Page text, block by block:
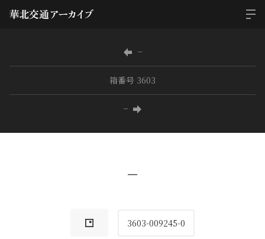
−
箱番号 3603
−
−
3603-009245-0